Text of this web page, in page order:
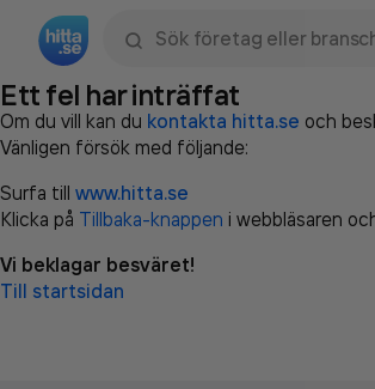
Ett fel har inträffat
Om du vill kan du kontakta hitta.se och
Vänligen försök med följande:
Surfa till www.hitta.se
Klicka på Tillbaka-knappen i webbläsaren
Vi beklagar besväret!
Till startsidan